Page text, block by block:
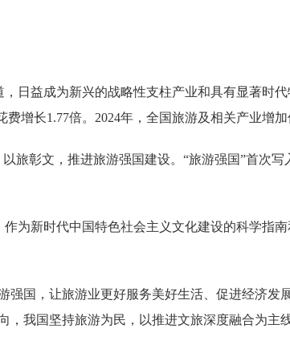
日益成为新兴的战略性支柱产业和具有显著时
增长1.77倍。2024年，全国旅游及相关产业增加
旅彰文，推进旅游强国建设。“旅游强国”首次
为新时代中国特色社会主义文化建设的科学指
强国，让旅游业更好服务美好生活、促进经济发
，我国坚持旅游为民，以推进文旅深度融合为主